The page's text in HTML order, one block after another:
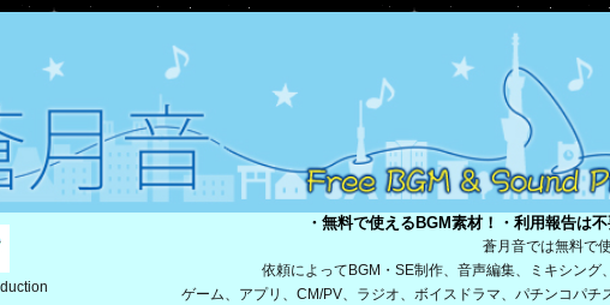
・無料で使えるBGM素材！・利用報告は
蒼月音では無料で
依頼によってBGM・SE制作、音声編集、ミキシング
ゲーム、アプリ、CM/PV、ラジオ、ボイスドラマ、パチンコパチ